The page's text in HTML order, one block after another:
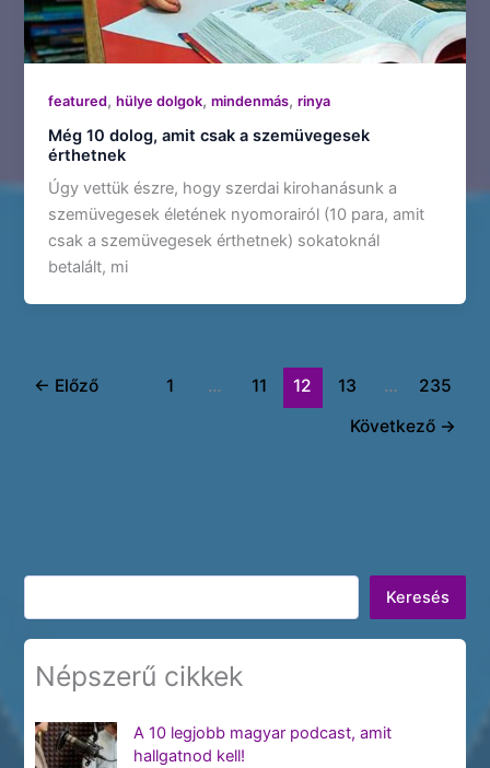
featured,hülye dolgok,mindenmás,rinya
Még 10 dolog, amit csak a szemüvegesek
érthetnek
Úgy vettük észre, hogy szerdai kirohanásunk a
szemüvegesek életének nyomorairól (10 para, amit
csak a szemüvegesek érthetnek) sokatoknál
betalált, mi
← Előző 1 … 11 12 13 …
235
Következő →
Keresés
Keresés
Népszerű cikkek
A 10 legjobb magyar podcast, amit
hallgatnod kell!